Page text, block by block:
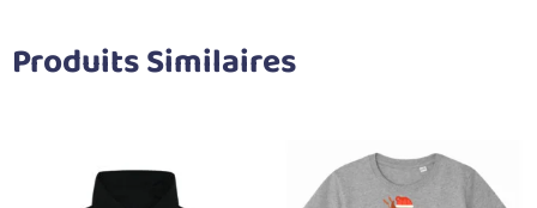
Produits Similaires